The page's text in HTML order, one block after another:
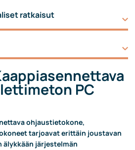
ratkaisut
PC
ohjaustietokone,
tarjoavat erittäin joustavan
älykkään järjestelmän